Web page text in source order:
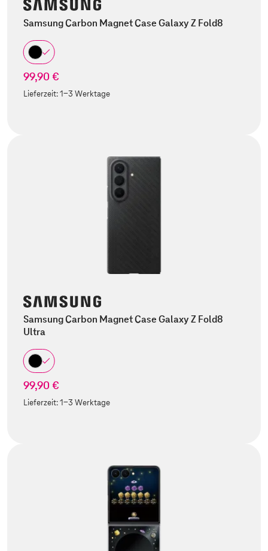
Samsung Carbon Magnet Case Galaxy Z Fold8
99,90 €
Lieferzeit:1-3 Werktage
Samsung Carbon Magnet Case Galaxy Z Fold8
Ultra
99,90 €
Lieferzeit:1-3 Werktage